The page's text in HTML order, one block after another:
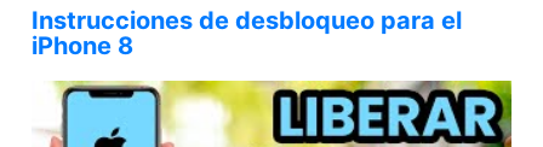
Instrucciones de desbloqueo para el
iPhone 8